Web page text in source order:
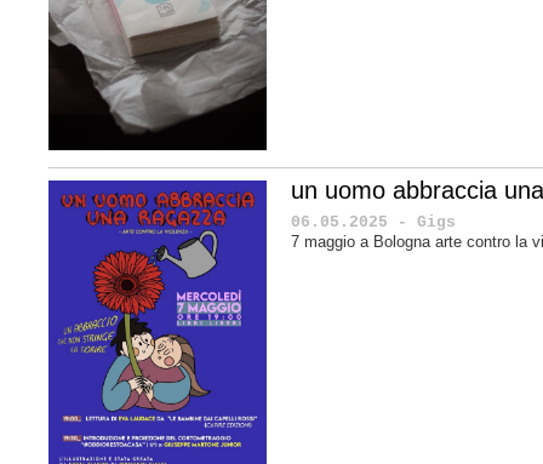
un uomo abbraccia
06.05.2025 - Gigs
7 maggio a Bologna arte contro la